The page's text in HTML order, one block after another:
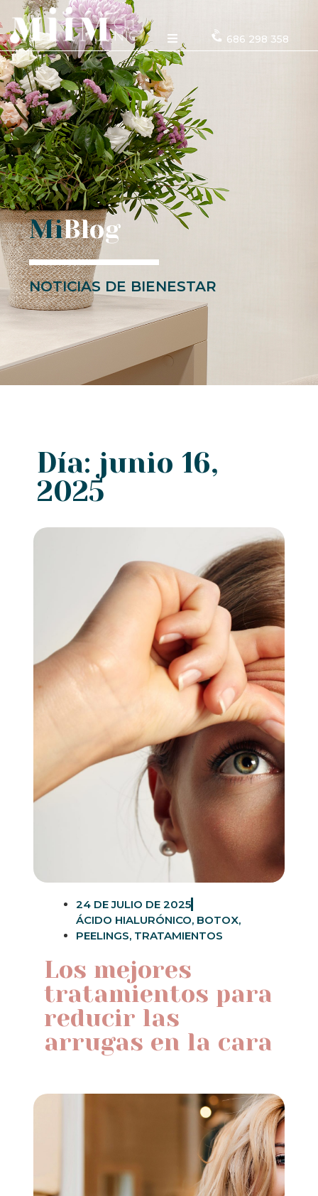
686 298 358
MiBlog
NOTICIAS DE BIENESTAR
Día: junio 16,
2025
24 DE JULIO DE 2025
ÁCIDO HIALURÓNICO, BOTOX,
PEELINGS, TRATAMIENTOS
Los mejores
tratamientos para
reducir las
arrugas en la cara